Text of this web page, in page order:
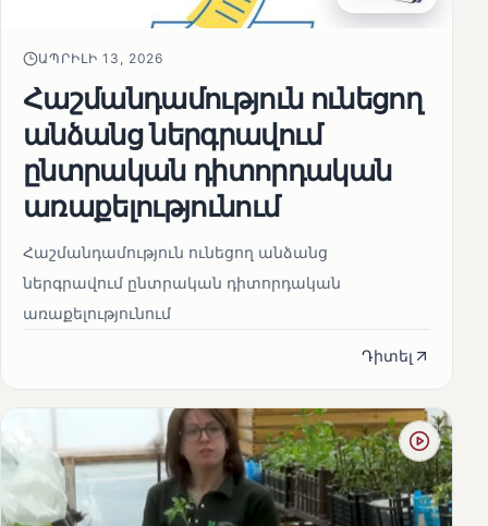
ԱՊՐԻԼԻ 13, 2026
Հաշմանդամություն ունեցող
անձանց ներգրավում
ընտրական դիտորդական
առաքելությունում
Հաշմանդամություն ունեցող անձանց
ներգրավում ընտրական դիտորդական
առաքելությունում
Դիտել